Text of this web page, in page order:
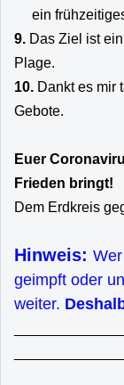
ein
9. Das Ziel ist
Plage.
10. Dankt es mir
Gebote.
Euer
Frieden bringt!
Dem Erdkreis
Hinweis:
geimpft oder
weiter.